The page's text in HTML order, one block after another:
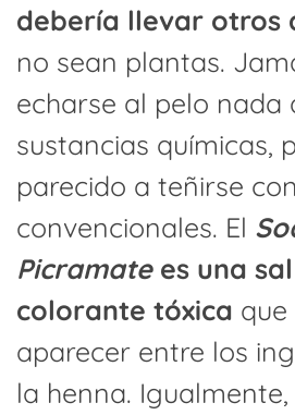
debería llevar otros
no sean plantas.
echarse al pelo nada
sustancias químicas,
parecido a teñirse
convencionales. El
Picramatees una
colorante tóxica
aparecer entre los
la henna. Igualmente,